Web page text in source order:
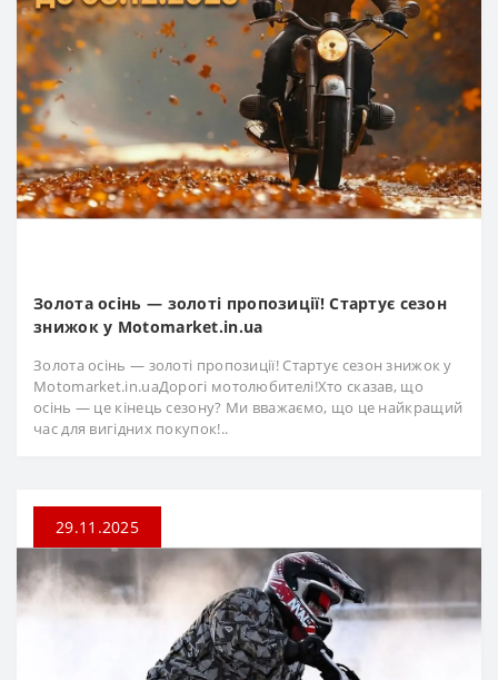
Золота осінь — золоті пропозиції! Стартує сезон
знижок у Motomarket.in.ua
Золота осінь — золоті пропозиції! Стартує сезон знижок у
Motomarket.in.uaДорогі мотолюбителі!Хто сказав, що
осінь — це кінець сезону? Ми вважаємо, що це найкращий
час для вигідних покупок!..
29.11.2025